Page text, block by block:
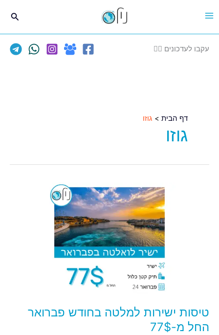
לתוכן
עקבו לעדכונים 👈🏽
דף הבית גוזו
גוזו
טיסות ישירות למלטה בחודש פברואר
החל מ-77$